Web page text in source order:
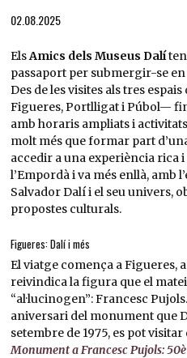
02.08.2025
ElsAmics dels Museus Dalí
passaport per submergir-se en
Des de les visites als tres espais
Figueres, Portlligat i Púbol—
amb horaris ampliats i
molt més que formar part
accedir a una experiència rica
l’Empordà i va més enllà, amb
Salvador Dalí i el seu univers,
propostes culturals.
Figueres: Dalí i més
El viatge comença a Figueres,
reivindica la figura que el
“al·lucinogen”: Francesc
aniversari del monument que
setembre de 1975, es pot
Monument a Francesc Pujols: